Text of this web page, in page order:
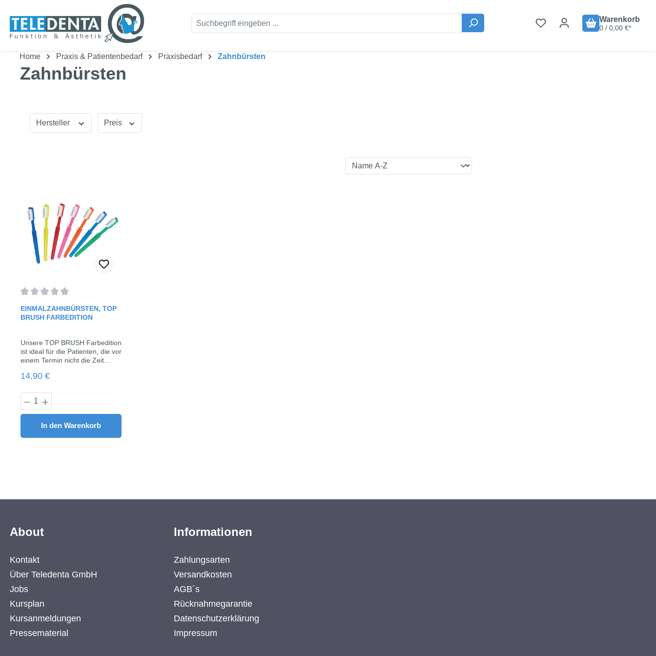
Warenkorb
0 / 0,00 €*
Home Praxis & Patientenbedarf Praxisbedarf Zahnbürsten
Zahnbürsten
Hersteller Preis
Durchschnittliche Bewertung von 0 von 5 Sternen
EINMALZAHNBÜRSTEN, TOP
BRUSH FARBEDITION
Unsere TOP BRUSH Farbedition
ist ideal für die Patienten, die vor
einem Termin nicht die Zeit
putzen.Unsere
Zahnpasta mit
Minzgeschmack.TOP BRUSH
hat ein griffiges Design und wird
aus Lebensmittelechtem
Polypropylen (PP) hergestellt.
mit Minz-Zahnpasta 100
Regulärer Preis:
14,90 €
Produkt Anzahl: Gib den gewünschten Wert ein oder benutze die Schaltflächen um die Anzahl zu erhöhen oder zu
In den Warenkorb
About
Kontakt
Über Teledenta GmbH
Jobs
Kursplan
Kursanmeldungen
Pressematerial
Informationen
Zahlungsarten
Versandkosten
AGB´s
Rücknahmegarantie
Datenschutzerklärung
Impressum